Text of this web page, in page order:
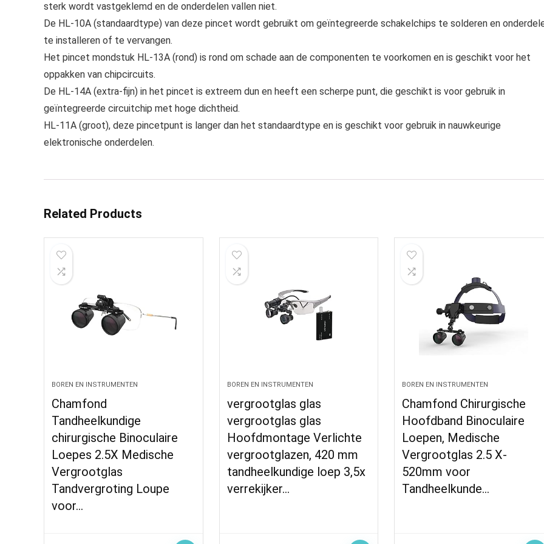
sterk wordt vastgeklemd en de onderdelen vallen niet.
De HL-10A (standaardtype) van deze pincet wordt gebruikt om geïntegreerde schakelchips te solderen en
te installeren of te vervangen.
Het pincet mondstuk HL-13A (rond) is rond om schade aan de componenten te voorkomen en is geschikt voor het
oppakken van chipcircuits.
De HL-14A (extra-fijn) in het pincet is extreem dun en heeft een scherpe punt, die geschikt is voor gebruik in
geïntegreerde circuitchip met hoge dichtheid.
HL-11A (groot), deze pincetpunt is langer dan het standaardtype en is geschikt voor gebruik in nauwkeurige
elektronische onderdelen.
Related Products
BOREN EN INSTRUMENTEN
Chamfond
Tandheelkundige
chirurgische Binoculaire
Loepes 2.5X Medische
Vergrootglas
Tandvergroting Loupe
voor…
BOREN EN INSTRUMENTEN
vergrootglas glas
vergrootglas glas
Hoofdmontage Verlichte
vergrootglazen, 420 mm
tandheelkundige loep 3,5x
verrekijker…
BOREN EN INSTRUMENTEN
Chamfond Chirurgische
Hoofdband Binoculaire
Loepen, Medische
Vergrootglas 2.5 X-
520mm voor
Tandheelkunde…